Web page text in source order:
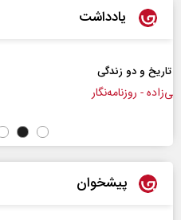
یادداشت
پیشخوان